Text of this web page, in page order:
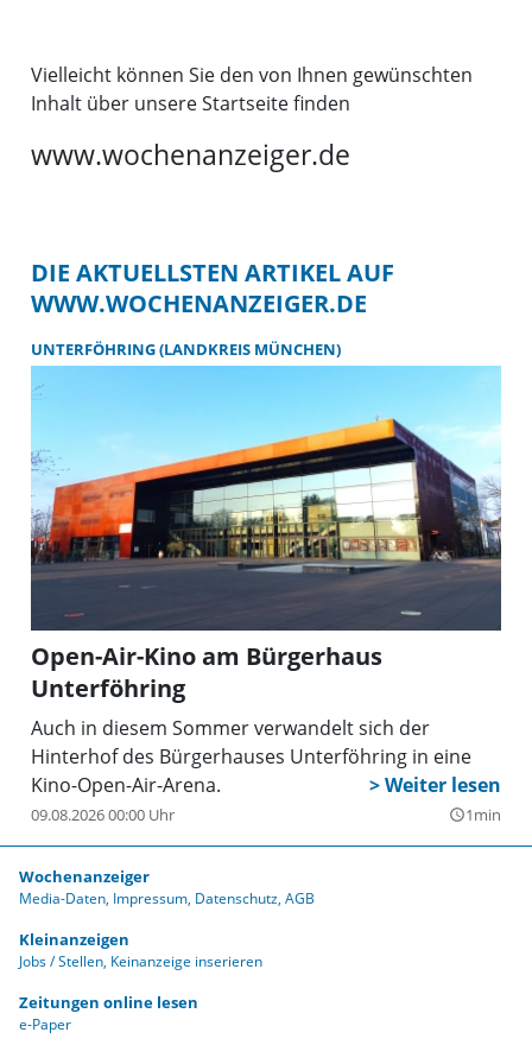
Vielleicht können Sie den von Ihnen gewünschten
Inhalt über unsere Startseite finden
www.wochenanzeiger.de
DIE AKTUELLSTEN ARTIKEL AUF
WWW.WOCHENANZEIGER.DE
UNTERFÖHRING (LANDKREIS MÜNCHEN)
Open-Air-Kino am Bürgerhaus
Unterföhring
Auch in diesem Sommer verwandelt sich der
Hinterhof des Bürgerhauses Unterföhring in eine
Kino-Open-Air-Arena.
09.08.2026 00:00 Uhr query_builder1min
Wochenanzeiger
Media-Daten Impressum Datenschutz AGB
Kleinanzeigen
Jobs / Stellen Keinanzeige inserieren
Zeitungen online lesen
e-Paper